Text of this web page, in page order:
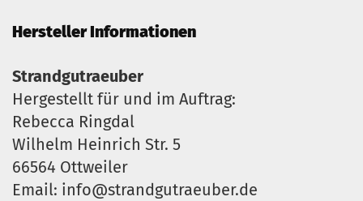
Hersteller Informationen
Strandgutraeuber
Hergestellt für und im Auftrag:
Rebecca Ringdal
Wilhelm Heinrich Str. 5
66564 Ottweiler
Email: info@strandgutraeuber.de